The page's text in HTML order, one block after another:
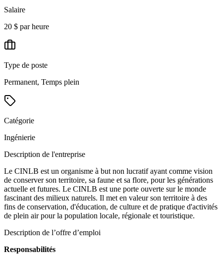
Salaire
20 $ par heure
Type de poste
Permanent, Temps plein
Catégorie
Ingénierie
Description de l'entreprise
Le CINLB est un organisme à but non lucratif ayant comme vision
de conserver son territoire, sa faune et sa flore, pour les générations
actuelle et futures. Le CINLB est une porte ouverte sur le monde
fascinant des milieux naturels. Il met en valeur son territoire à des
fins de conservation, d'éducation, de culture et de pratique d'activités
de plein air pour la population locale, régionale et touristique.
Description de l’offre d’emploi
Responsabilités